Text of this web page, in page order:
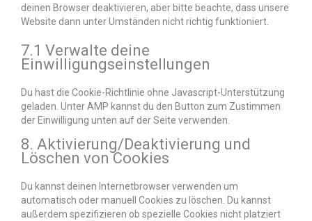
deinen Browser deaktivieren, aber bitte beachte, dass unsere
Website dann unter Umständen nicht richtig funktioniert.
7.1 Verwalte deine
Einwilligungseinstellungen
Du hast die Cookie-Richtlinie ohne Javascript-Unterstützung
geladen. Unter AMP kannst du den Button zum Zustimmen
der Einwilligung unten auf der Seite verwenden.
8. Aktivierung/Deaktivierung und
Löschen von Cookies
Du kannst deinen Internetbrowser verwenden um
automatisch oder manuell Cookies zu löschen. Du kannst
außerdem spezifizieren ob spezielle Cookies nicht platziert